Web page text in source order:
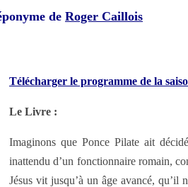
de Roger Caillois
Télécharger le programme de la
Le Livre :
Imaginons que Ponce Pilate ait
inattendu d’un fonctionnaire romain,
Jésus vit jusqu’à un âge avancé, qu’il